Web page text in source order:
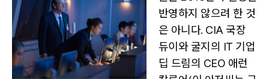
반영하지 않으려 한 것
은 아니다. CIA 국장
듀이와 굴지의 IT 기업
딥 드림의 CEO 애런